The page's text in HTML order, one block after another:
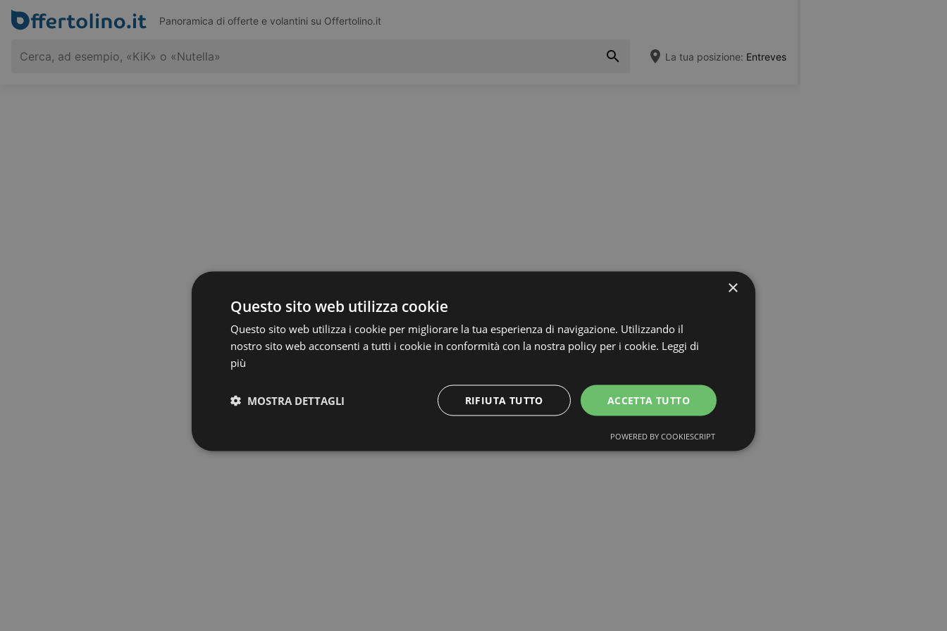
Panoramica di offerte e volantini su Offertolino.it
La tua posizione: Entreves
×
Questo sito web utilizza cookie
Questo sito web utilizza i cookie per migliorare la tua esperienza di navigazione. Utilizzando il
nostro sito web acconsenti a tutti i cookie in conformità con la nostra policy per i cookie. Leggi di
più
ACCETTA TUTTO
RIFIUTA TUTTO
MOSTRA DETTAGLI
POWERED BY COOKIESCRIPT